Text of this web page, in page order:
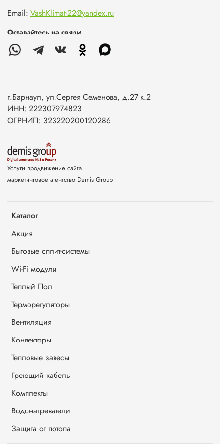
Каталог
Акция
Бытовые сплит-системы
Wi-Fi модули
Теплый Пол
Терморегуляторы
Вентиляция
Конвекторы
Тепловые завесы
Греющий кабель
Комплекты
Водонагреватели
Защита от потопа
Email: VashKlimat-22@yandex.ru
Оставайтесь на связи
г.Барнаул, ул.Сергея Семенова, д.27 к.2
ИНН: 222307974823
ОГРНИП: 323220200120286
Услуги продвижение сайта
маркетинговое агентство Demis Group